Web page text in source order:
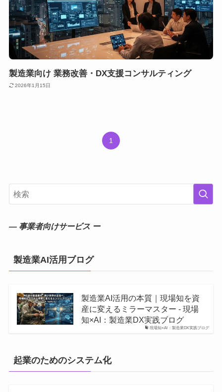
製造業向け 業務改善・DX支援コンサルティング
2026年1月15日
1
― 事業者向けサービス ー
製造業AI活用ブログ
現場知×AI：製造業DX実践ブログ
製造業AI活用の本質｜現場知を資
産に変えるミラーマスター - 現場
知×AI：製造業DX実践ブログ
起業のためのシステム化